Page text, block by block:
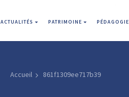
ACTUALITÉS PATRIMOINE PÉDAGOGIE
Accueil 861f1309ee717b39